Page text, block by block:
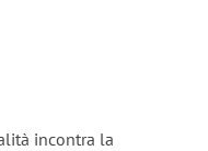
incontra la